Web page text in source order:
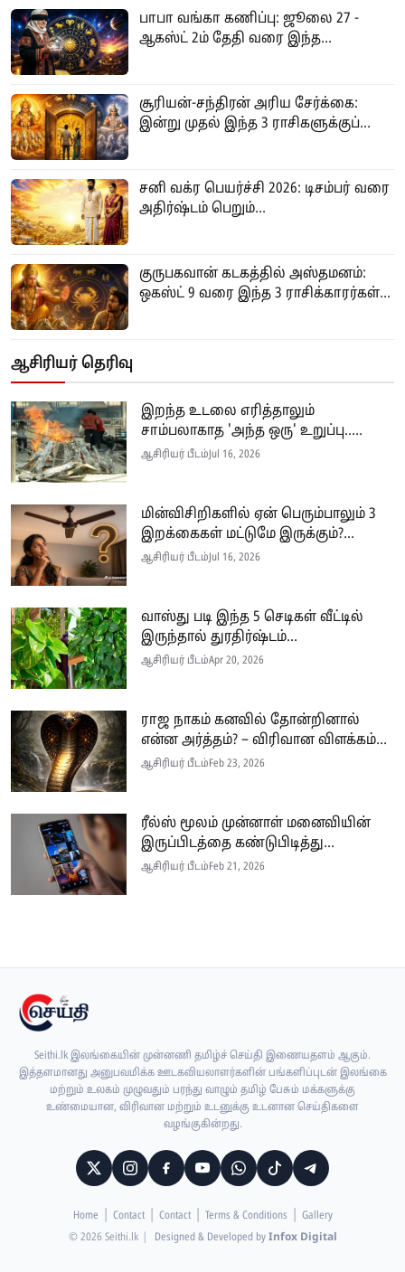
பாபா வங்கா கணிப்பு: ஜூலை 27 -
ஆகஸ்ட் 2ம் தேதி வரை இந்த...
சூரியன்-சந்திரன் அரிய சேர்க்கை:
இன்று முதல் இந்த 3 ராசிகளுக்குப்...
சனி வக்ர பெயர்ச்சி 2026: டிசம்பர் வரை
அதிர்ஷ்டம் பெறும்...
குருபகவான் கடகத்தில் அஸ்தமனம்:
ஒகஸ்ட் 9 வரை இந்த 3 ராசிக்காரர்கள்...
ஆசிரியர் தெரிவு
இறந்த உடலை எரித்தாலும்
சாம்பலாகாத 'அந்த ஒரு' உறுப்பு.....
ஆசிரியர் பீடம் Jul 16, 2026
மின்விசிறிகளில் ஏன் பெரும்பாலும் 3
இறக்கைகள் மட்டுமே இருக்கும்?...
ஆசிரியர் பீடம் Jul 16, 2026
வாஸ்து படி இந்த 5 செடிகள் வீட்டில்
இருந்தால் துரதிர்ஷ்டம்...
ஆசிரியர் பீடம்Apr 20, 2026
ராஜ நாகம் கனவில் தோன்றினால்
என்ன அர்த்தம்? – விரிவான விளக்கம்...
ஆசிரியர் பீடம்Feb 23, 2026
ரீல்ஸ் மூலம் முன்னாள் மனைவியின்
இருப்பிடத்தை கண்டுபிடித்து...
ஆசிரியர் பீடம்Feb 21, 2026
Seithi.lk இலங்கையின் முன்னணி தமிழ்ச் செய்தி இணையதளம் ஆகும்.
இத்தளமானது அனுபவமிக்க ஊடகவியலாளர்களின் பங்களிப்புடன் இலங்கை
மற்றும் உலகம் முழுவதும் பரந்து வாழும் தமிழ் பேசும் மக்களுக்கு
உண்மையான, விரிவான மற்றும் உடனுக்கு உடனான செய்திகளை
வழங்குகின்றது.
Home Contact Contact Terms & Conditions
Gallery
© 2026 Seithi.lk
Designed & Developed by Infox Digital